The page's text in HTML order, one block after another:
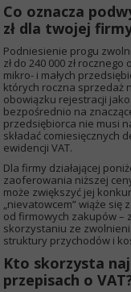
Co oznacza
zł dla twojej
Podniesienie progu
zł do 240 000 zł
mikro- i małych
których roczna sprzedaż
obowiązku rejestracji
bezpośrednio na
przedsiębiorca nie musi
składać comiesięcznych
ewidencji VAT.
Dla firmy działającej
zaoferowania niższej
może zwiększyć jej
„nievatowcem” wiąże się
od firmowych zakupów –
skorzystaniu ze
struktury przychodów i
Kto skorzysta
przepisach o